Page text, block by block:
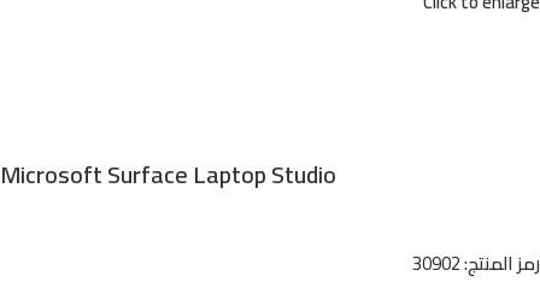
Microsoft Surface Laptop Studio
رمز المنتج:30902